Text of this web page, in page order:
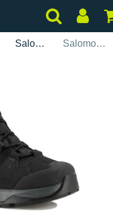
Salomon Salomon Quest 5 Gore-Tex